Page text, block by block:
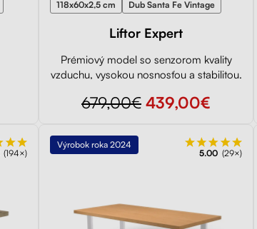
118x60x2,5 cm Dub Santa Fe Vintage
Liftor Expert
Prémiový model so senzorom kvality
vzduchu, vysokou nosnosťou a stabilitou.
679,00€ 439,00€
(194×)
Výrobok roka 2024
5.00 (29×)